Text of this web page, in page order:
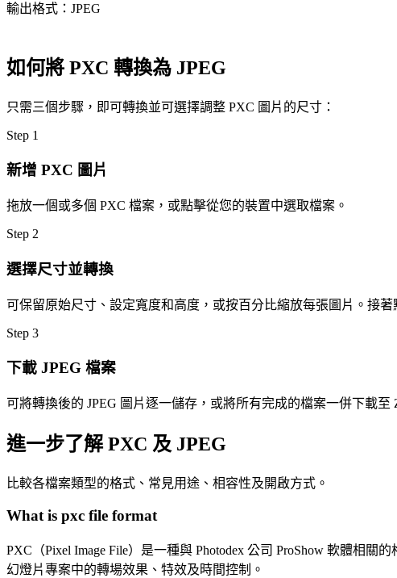
輸出格式：JPEG
如何將 PXC 轉換為 JPEG
只需三個步驟，即可轉換並可選擇調整 PXC 圖片的尺寸：
Step 1
新增 PXC 圖片
拖放一個或多個 PXC 檔案，或點擊從您的裝置中選取檔案。
Step 2
選擇尺寸並轉換
可保留原始尺寸、設定寬度和高度，或按百分比縮放每張圖片。接著
Step 3
下載 JPEG 檔案
可將轉換後的 JPEG 圖片逐一儲存，或將所有完成的檔案一併下載至
進一步了解 PXC 及 JPEG
比較各檔案類型的格式、常見用途、相容性及開啟方式。
What is pxc file format
PXC（Pixel Image File）是一種與 Photodex 公司 ProShow 軟體相
幻燈片專案中的轉場效果、特效及時間控制。